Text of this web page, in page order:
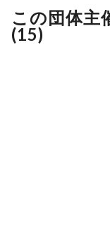
この団体主
(15)